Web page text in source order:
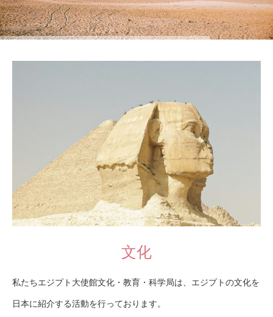
文化
私たちエジプト大使館文化・教育・科学局は、エジプトの文化を
日本に紹介する活動を行っております。